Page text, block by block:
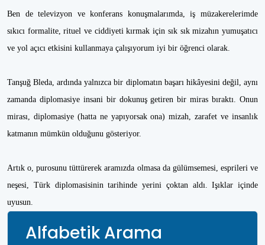
Ben de televizyon ve konferans konuşmalarımda, iş müzakerelerimde
sıkıcı formalite, rituel ve ciddiyeti kırmak için sık sık mizahın yumuşatıcı
ve yol açıcı etkisini kullanmaya çalışıyorum iyi bir öğrenci olarak.
Tanşuğ Bleda, ardında yalnızca bir diplomatın başarı hikâyesini değil, aynı
zamanda diplomasiye insani bir dokunuş getiren bir miras bıraktı. Onun
mirası, diplomasiye (hatta ne yapıyorsak ona) mizah, zarafet ve insanlık
katmanın mümkün olduğunu gösteriyor.
Artık o, purosunu tüttürerek aramızda olmasa da gülümsemesi, esprileri ve
neşesi, Türk diplomasisinin tarihinde yerini çoktan aldı. Işıklar içinde
uyusun.
Alfabetik Arama